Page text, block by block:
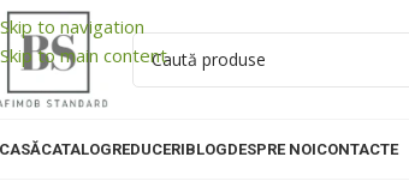
Skip to navigation
Skip to main content
CATALOGREDUCERIBLOGDESPRE NOICONTACTE